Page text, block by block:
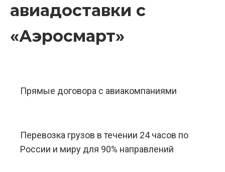
авиадоставки с
«Аэросмарт»
Прямые договора с авиакомпаниями
Перевозка грузов в течении 24 часов по
России и миру для 90% направлений